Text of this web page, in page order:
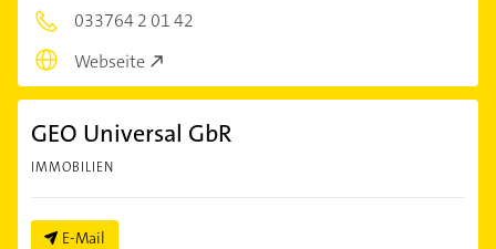
033764 2 01 42
Webseite
GEO Universal GbR
IMMOBILIEN
E-Mail